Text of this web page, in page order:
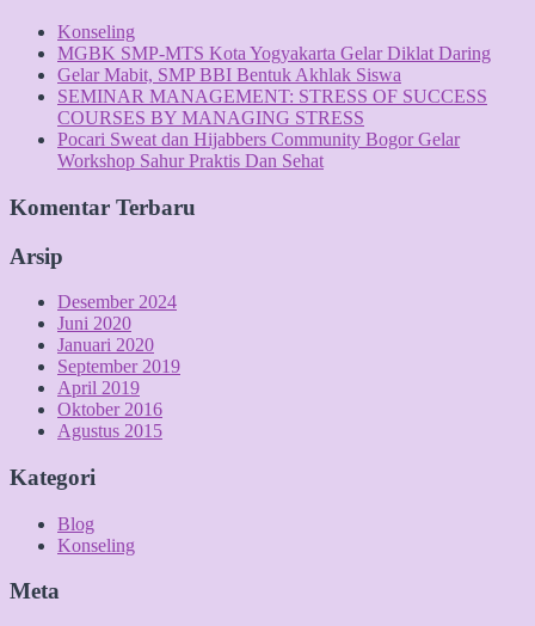
Konseling
MGBK SMP-MTS Kota Yogyakarta Gelar Diklat Daring
Gelar Mabit, SMP BBI Bentuk Akhlak Siswa
SEMINAR MANAGEMENT: STRESS OF SUCCESS
COURSES BY MANAGING STRESS
Pocari Sweat dan Hijabbers Community Bogor Gelar
Workshop Sahur Praktis Dan Sehat
Komentar Terbaru
Arsip
Desember 2024
Juni 2020
Januari 2020
September 2019
April 2019
Oktober 2016
Agustus 2015
Kategori
Blog
Konseling
Meta